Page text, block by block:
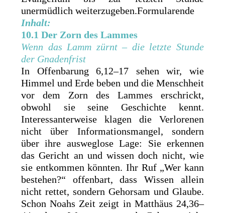
unermüdlich weiterzugeben.Formularende
Inhalt:
10.1 Der Zorn des Lammes
Wenn das Lamm zürnt – die letzte Stunde
der Gnadenfrist
In Offenbarung 6,12–17 sehen wir, wie
Himmel und Erde beben und die Menschheit
vor dem Zorn des Lammes erschrickt,
obwohl sie seine Geschichte kennt.
Interessanterweise klagen die Verlorenen
nicht über Informationsmangel, sondern
über ihre ausweglose Lage: Sie erkennen
das Gericht an und wissen doch nicht, wie
sie entkommen könnten. Ihr Ruf „Wer kann
bestehen?“ offenbart, dass Wissen allein
nicht rettet, sondern Gehorsam und Glaube.
Schon Noahs Zeit zeigt in Matthäus 24,36–